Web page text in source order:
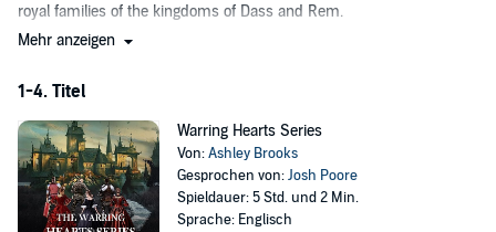
royal families of the kingdoms of Dass and Rem.
much so that even love may not be able to withstand.
©2022 Ashley Brooks (P)2023 Ashley Brooks
Mehr anzeigen
1-4. Titel
Warring Hearts Series
Von:Ashley Brooks
Gesprochen von:Josh Poore
Spieldauer: 5 Std. und 2 Min.
Sprache: Englisch